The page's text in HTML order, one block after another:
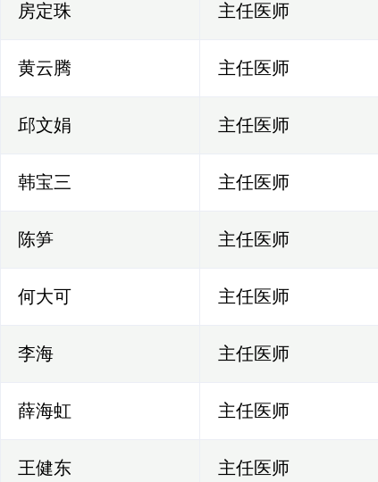
房定珠 主任医师
黄云腾 主任医师
邱文娟 主任医师
韩宝三 主任医师
陈笋 主任医师
何大可 主任医师
李海 主任医师
薛海虹 主任医师
王健东 主任医师